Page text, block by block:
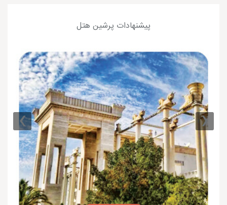
پیشنهادات پرشین هتل
‹
›